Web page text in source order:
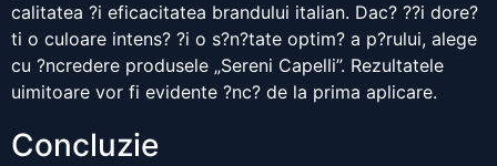
calitatea ?i eficacitatea brandului italian. Dac? ??i dore?
ti o culoare intens? ?i o s?n?tate optim? a p?rului, alege
cu ?ncredere produsele „Sereni Capelli”. Rezultatele
uimitoare vor fi evidente ?nc? de la prima aplicare.
Concluzie